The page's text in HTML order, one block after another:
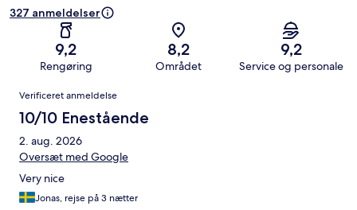
327 anmeldelser
9,2
Rengøring
8,2
Området
9,2
Service og personale
Anmeldelser
Verificeret anmeldelse
10/10 Enestående
2. aug. 2026
Oversæt med Google
Very nice
Jonas, rejse på 3 nætter